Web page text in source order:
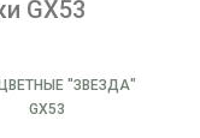
GX53
"ЗВЕЗДА"
GX53